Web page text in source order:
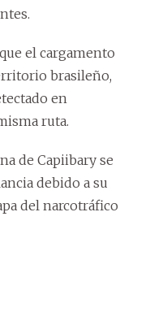
el cargamento
brasileño,
en
ruta.
de Capiibary se
debido a su
del narcotráfico